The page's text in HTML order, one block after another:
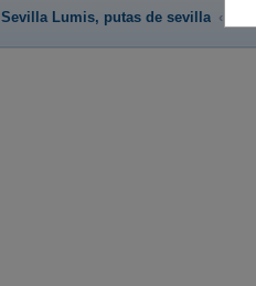
Sevilla Lumis, putas de sevilla